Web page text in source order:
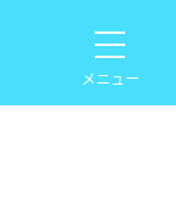
メニュー